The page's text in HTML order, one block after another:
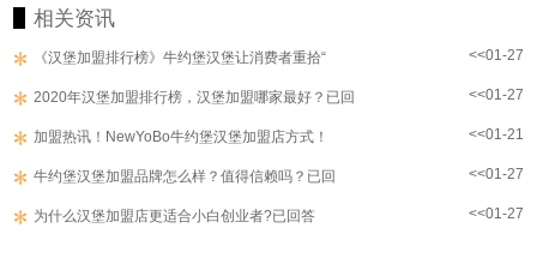
相关资讯
《汉堡加盟排行榜》牛约堡汉堡让消费者重拾“ <<01-27
2020年汉堡加盟排行榜，汉堡加盟哪家最好？已回 <<01-27
加盟热讯！NewYoBo牛约堡汉堡加盟店方式！ <<01-21
牛约堡汉堡加盟品牌怎么样？值得信赖吗？已回 <<01-27
为什么汉堡加盟店更适合小白创业者?已回答 <<01-27